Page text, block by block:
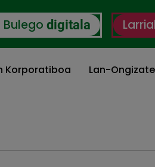
Bulego digitala
Korporatiboa Lan-